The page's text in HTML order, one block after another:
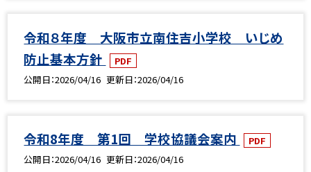
令和８年度 大阪市立南住吉小学校 いじめ
防止基本方針
PDF
公開日 2026/04/16 更新日 2026/04/16
令和8年度 第1回 学校協議会案内
PDF
公開日 2026/04/16 更新日 2026/04/16